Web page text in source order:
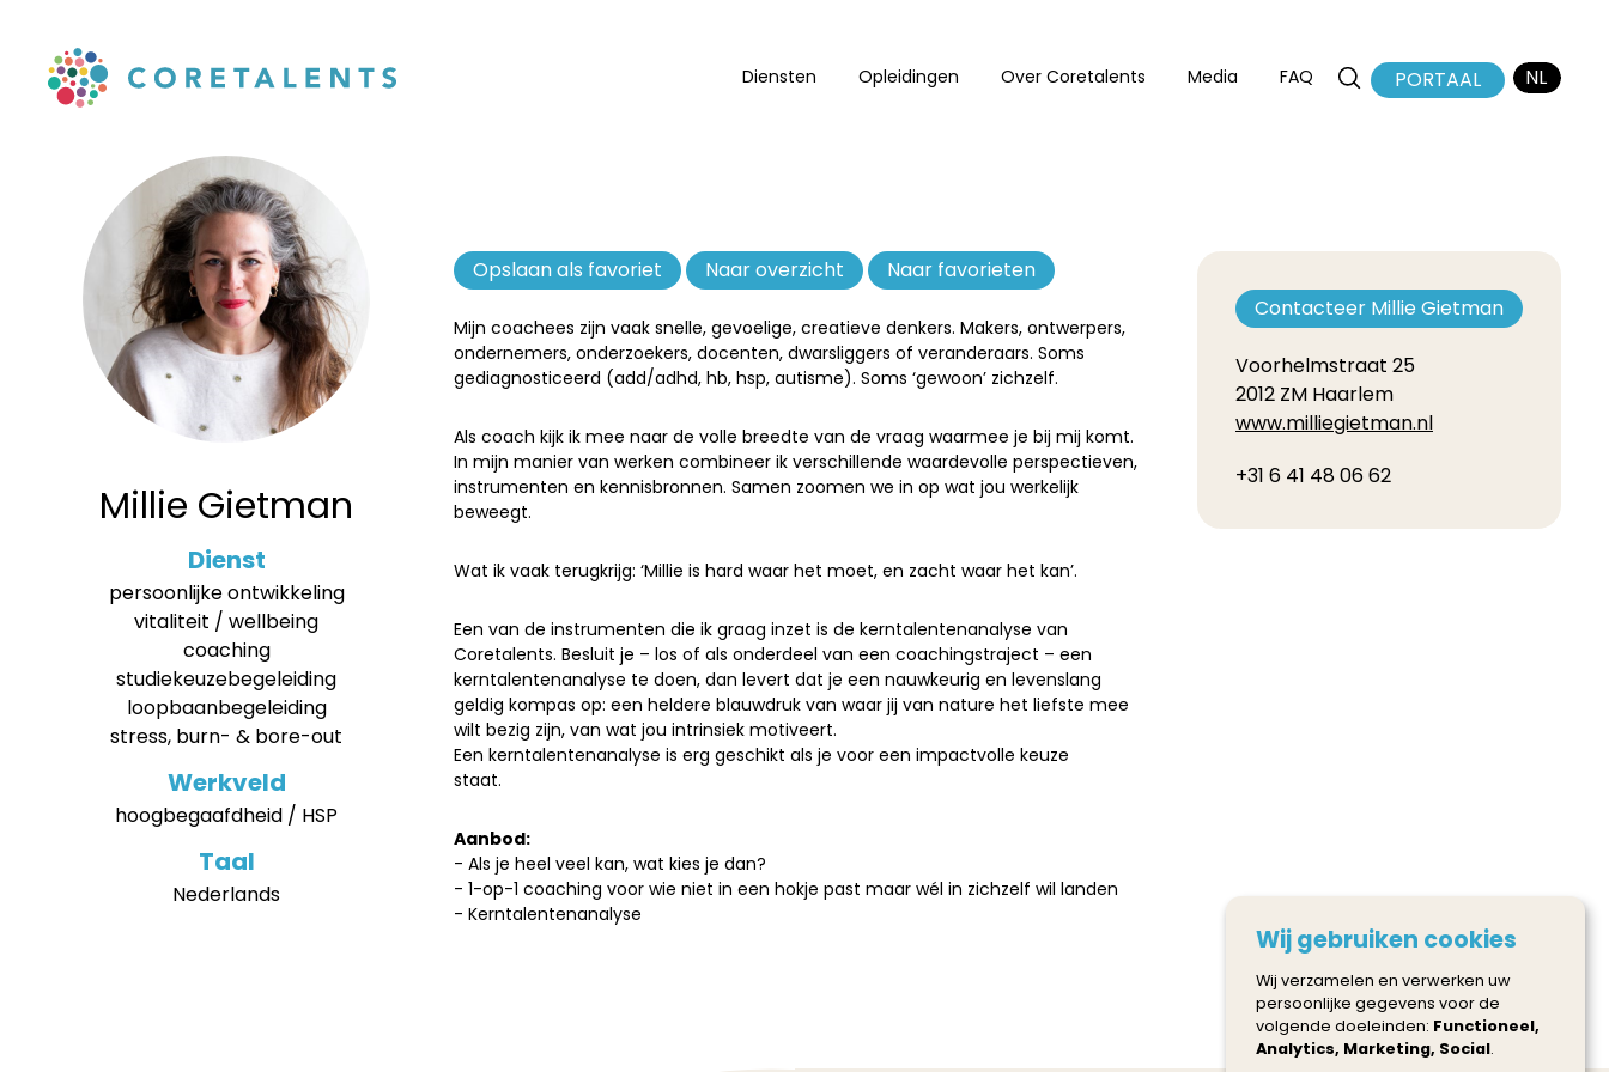
Wij gebruiken cookies
Wij verzamelen en verwerken uw
persoonlijke gegevens voor de
volgende doeleinden: Functioneel,
Analytics, Marketing, Social.
navigation
Millie
Gietman
Coretalents
Diensten Opleidingen Over Coretalents Media FAQ
PORTAAL
NL
Millie Gietman
Dienst
persoonlijke ontwikkeling
vitaliteit / wellbeing
coaching
studiekeuzebegeleiding
loopbaanbegeleiding
stress, burn- & bore-out
Werkveld
hoogbegaafdheid / HSP
Taal
Nederlands
Opslaan als favoriet
Verwijderen
uit
favorieten
Naar overzicht Naar favorieten
Mijn coachees zijn vaak snelle, gevoelige, creatieve denkers. Makers, ontwerpers,
ondernemers, onderzoekers, docenten, dwarsliggers of veranderaars. Soms
gediagnosticeerd (add/adhd, hb, hsp, autisme). Soms ‘gewoon’ zichzelf.
Als coach kijk ik mee naar de volle breedte van de vraag waarmee je bij mij komt.
In mijn manier van werken combineer ik verschillende waardevolle perspectieven,
instrumenten en kennisbronnen. Samen zoomen we in op wat jou werkelijk
beweegt.
Wat ik vaak terugkrijg: ‘Millie is hard waar het moet, en zacht waar het kan’.
Een van de instrumenten die ik graag inzet is de kerntalentenanalyse van
Coretalents. Besluit je – los of als onderdeel van een coachingstraject – een
kerntalentenanalyse te doen, dan levert dat je een nauwkeurig en levenslang
geldig kompas op: een heldere blauwdruk van waar jij van nature het liefste mee
wilt bezig zijn, van wat jou intrinsiek motiveert.
Een kerntalentenanalyse is erg geschikt als je voor een impactvolle keuze
staat.
Aanbod:
- Als je heel veel kan, wat kies je dan?
- 1-op-1 coaching voor wie niet in een hokje past maar wél in zichzelf wil landen
- Kerntalentenanalyse
Contacteer Millie Gietman
Voorhelmstraat 25
2012 ZM Haarlem
www.milliegietman.nl
+31 6 41 48 06 62